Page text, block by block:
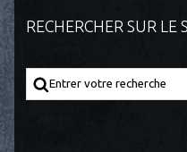
RECHERCHER SUR LE